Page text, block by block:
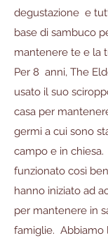
degustazione e
base di sambuco
mantenere te e la
Per 8 anni, The
usato il suo
casa per
germi a cui sono
campo e in
funzionato così
hanno iniziato ad
per mantenere in
famiglie. Abbiamo